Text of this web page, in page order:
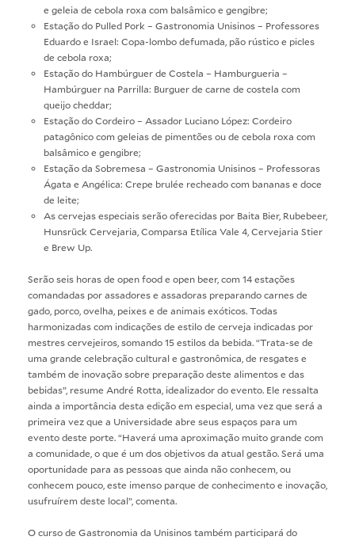
e geleia de cebola roxa com balsâmico e gengibre;
Estação do Pulled Pork – Gastronomia Unisinos – Professores
Eduardo e Israel: Copa-lombo defumada, pão rústico e picles
de cebola roxa;
Estação do Hambúrguer de Costela – Hamburgueria –
Hambúrguer na Parrilla: Burguer de carne de costela com
queijo cheddar;
Estação do Cordeiro – Assador Luciano López: Cordeiro
patagônico com geleias de pimentões ou de cebola roxa com
balsâmico e gengibre;
Estação da Sobremesa – Gastronomia Unisinos – Professoras
Ágata e Angélica: Crepe brulée recheado com bananas e doce
de leite;
As cervejas especiais serão oferecidas por Baita Bier, Rubebeer,
Hunsrück Cervejaria, Comparsa Etílica Vale 4, Cervejaria Stier
e Brew Up.
Serão seis horas de open food e open beer, com 14 estações
comandadas por assadores e assadoras preparando carnes de
gado, porco, ovelha, peixes e de animais exóticos. Todas
harmonizadas com indicações de estilo de cerveja indicadas por
mestres cervejeiros, somando 15 estilos da bebida. “Trata-se de
uma grande celebração cultural e gastronômica, de resgates e
também de inovação sobre preparação deste alimentos e das
bebidas”, resume André Rotta, idealizador do evento. Ele ressalta
ainda a importância desta edição em especial, uma vez que será a
primeira vez que a Universidade abre seus espaços para um
evento deste porte. “Haverá uma aproximação muito grande com
a comunidade, o que é um dos objetivos da atual gestão. Será uma
oportunidade para as pessoas que ainda não conhecem, ou
conhecem pouco, este imenso parque de conhecimento e inovação,
usufruírem deste local”, comenta.
O curso de Gastronomia da Unisinos também participará do